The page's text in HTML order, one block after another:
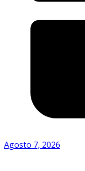
Agosto 7, 2026